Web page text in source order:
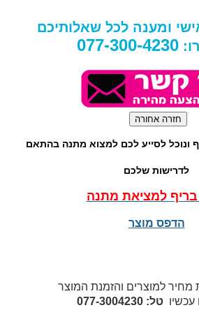
ומענה לכל שאלותיכם
077-300-4230
ונוכל לסייע לכם למצוא מתנה בהתאם
לדרישות שלכם
למציאת מתנה
הדפס מוצר
למוצרים והזמנת המוצר
טל: 077-3004230